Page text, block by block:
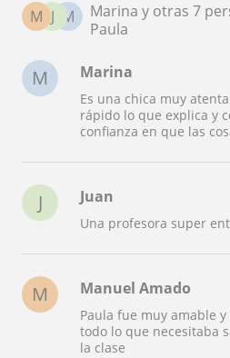
M
J
M
Marina y otras 7
Paula
M Marina
Es una chica muy
rápido lo que explica y
confianza en que las
J Juan
Una profesora super
M Manuel Amado
Paula fue muy amable
todo lo que necesitaba
la clase